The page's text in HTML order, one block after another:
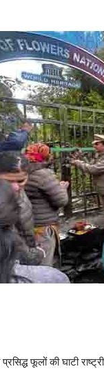
फूलों की घाटी